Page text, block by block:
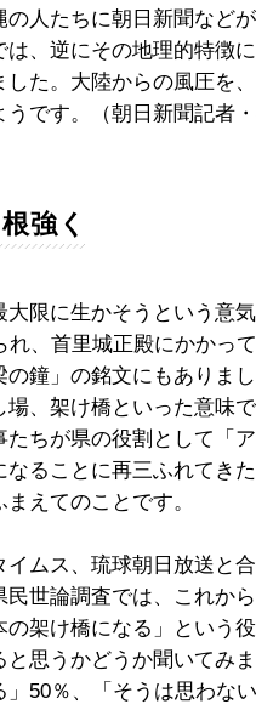
の人たちに朝日新聞など
は、逆にその地理的特徴
した。大陸からの風圧を
うです。（朝日新聞記者
強く
限に生かそうという意気
れ、首里城正殿にかかっ
の鐘」の銘文にもありま
場、架け橋といった意味
たちが県の役割として「
なることに再三ふれてき
えてのことです。
イムス、琉球朝日放送と
民世論調査では、これか
の架け橋になる」という
と思うかどうか聞いてみ
」50％、「そうは思わな